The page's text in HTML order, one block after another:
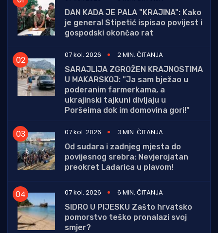
DAN KADA JE PALA "KRAJINA": Kako
je general Stipetić ispisao povijest i
gospodski okončao rat
07 kol. 2026
2 MIN. ČITANJA
SARAJLIJA ZGROŽEN KRAJNOSTIMA
U MAKARSKOJ: "Ja sam bježao u
poderanim farmerkama, a
ukrajinski tajkuni divljaju u
Poršeima dok im domovina gori!"
07 kol. 2026
3 MIN. ČITANJA
Od sudara i zadnjeg mjesta do
povijesnog srebra: Nevjerojatan
preokret Lađarica u plavom!
07 kol. 2026
6 MIN. ČITANJA
SIDRO U PIJESKU Zašto hrvatsko
pomorstvo teško pronalazi svoj
smjer?